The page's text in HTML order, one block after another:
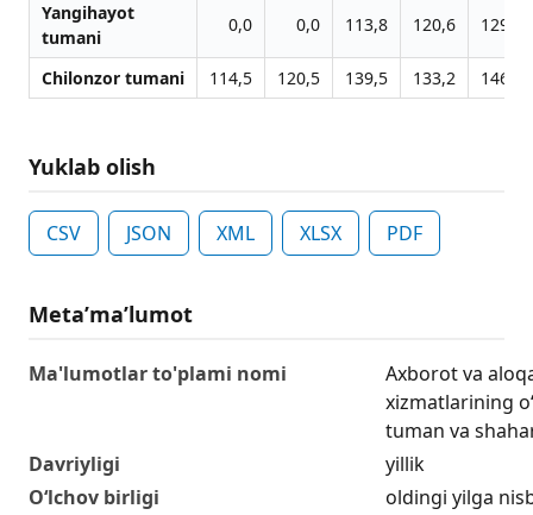
Yangihayot
tumani
0,0 0,0 113,8 120,6 129,6
Chilonzor tumani 114,5 120,5 139,5 133,2 146,9
Yuklab olish
CSV JSON XML XLSX PDF
Metaʼmaʼlumot
Ma'lumotlar to'plami nomi
Axborot va
xizmatlarining
tuman va
Davriyligi
yillik
O‘lchov birligi
oldingi yilga